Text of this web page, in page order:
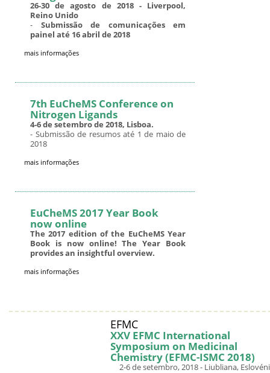
26-30 de agosto de 2018 - Liverpool,
Reino Unido
- Submissão de comunicações em
painel até 16 abril de 2018
mais informações
7th EuCheMS Conference on
Nitrogen Ligands
4-6 de setembro de 2018, Lisboa.
- Submissão de resumos até 1 de maio de
2018
mais informações
EuCheMS 2017 Year Book
now online
The 2017 edition of the EuCheMS Year
Book is now online! The Year Book
provides an insightful overview.
mais informações
EFMC
XXV EFMC International
Symposium on Medicinal
Chemistry (EFMC-ISMC 2018)
2-6 de setembro, 2018 - Liubliana,